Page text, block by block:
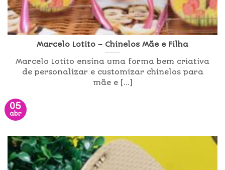
Marcelo Lotito – Chinelos Mãe e Filha
Marcelo Lotito ensina uma forma bem criativa
de personalizar e customizar chinelos para
mãe e [...]
05
abr